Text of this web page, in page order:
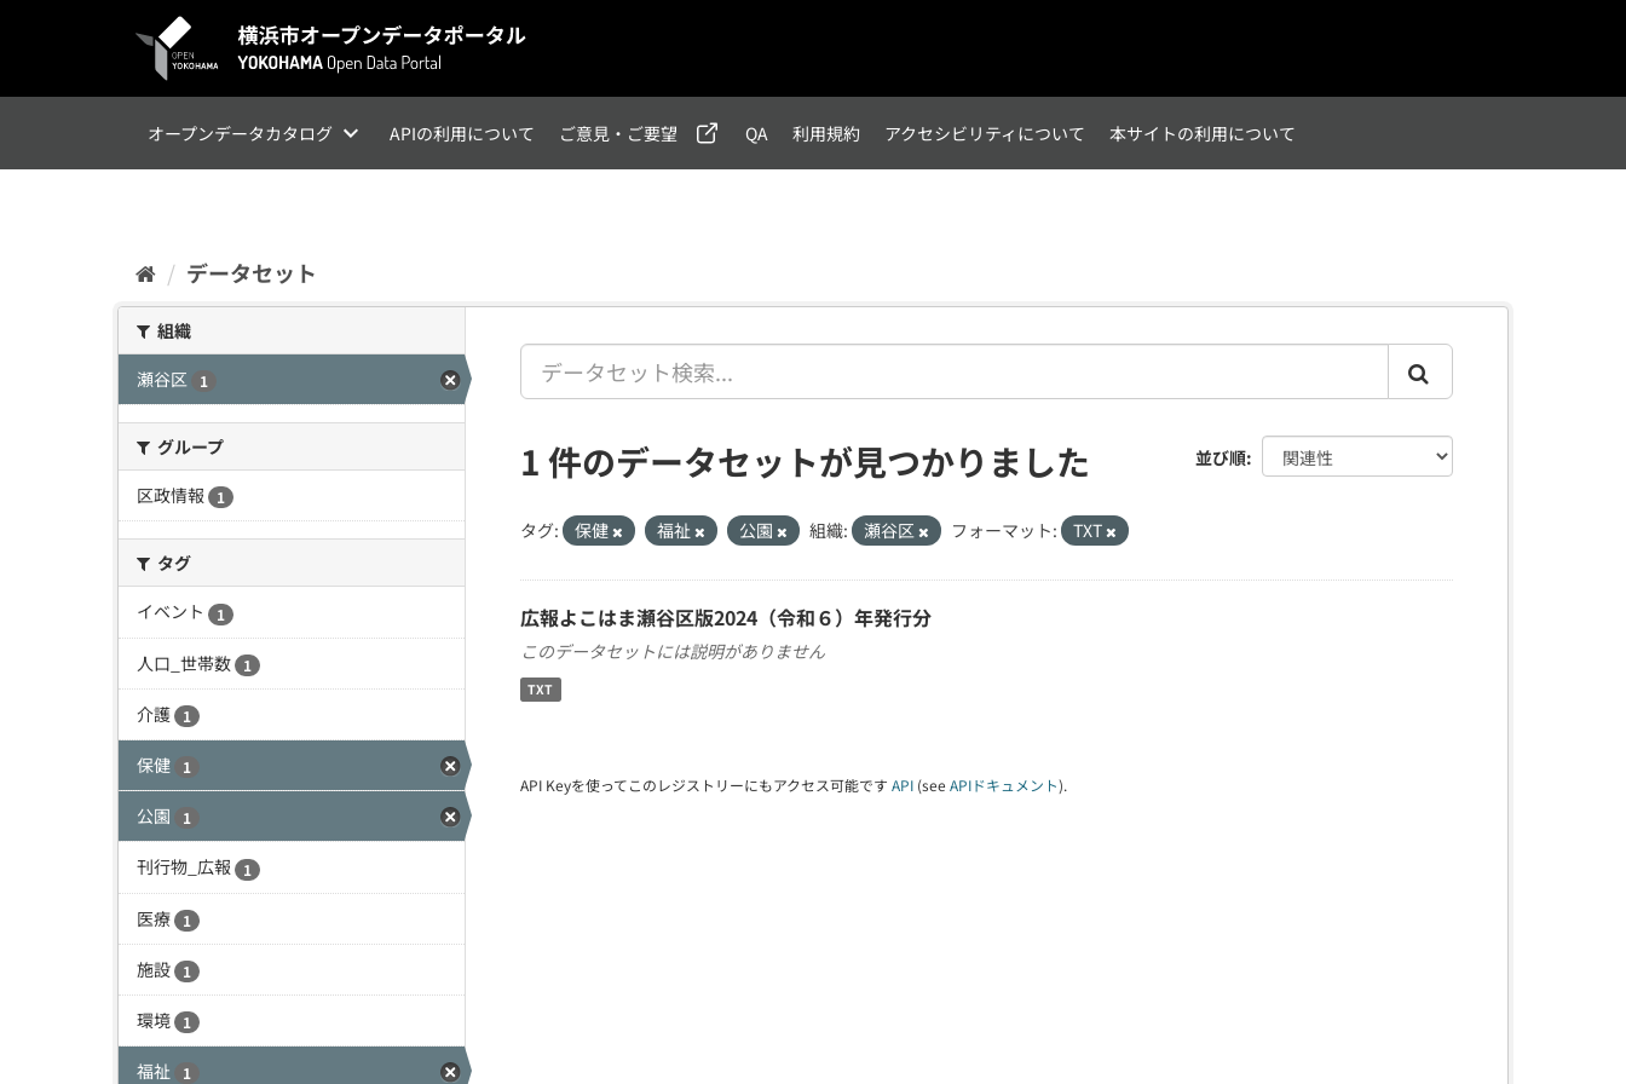
オープンデータカタログ APIの利用について ご意見・ご要望 QA 利用規約 アクセシビリティについて 本サイトの利用について
データセット
組織
瀬谷区
1
グループ
区政情報
1
タグ
イベント
1
人口_世帯数 1
介護 1
保健 1
公園 1
刊行物_広報 1
医療 1
施設 1
環境 1
福祉 1
並び順
1 件のデータセットが見つかりました
タグ: 保健 福祉 公園 組織: 瀬谷区 フォーマット: TXT
広報よこはま瀬谷区版2024（令和６）年発行分
このデータセットには説明がありません
TXT
API Keyを使ってこのレジストリーにもアクセス可能です API (see APIドキュメント).